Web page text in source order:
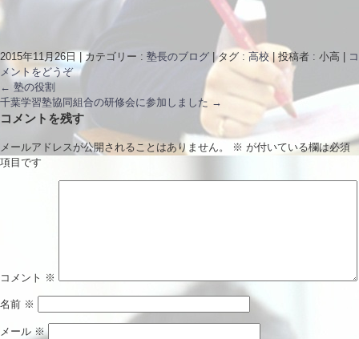
2015年11月26日 カテゴリー : 塾長のブログ |タグ : 高校 |投稿者 : 小高
コ
メントをどうぞ
← 塾の役割
千葉学習塾協同組合の研修会に参加しました →
コメントを残す
メールアドレスが公開されることはありません。 ※ が付いている欄は必須
項目です
コメント ※
名前 ※
メール ※